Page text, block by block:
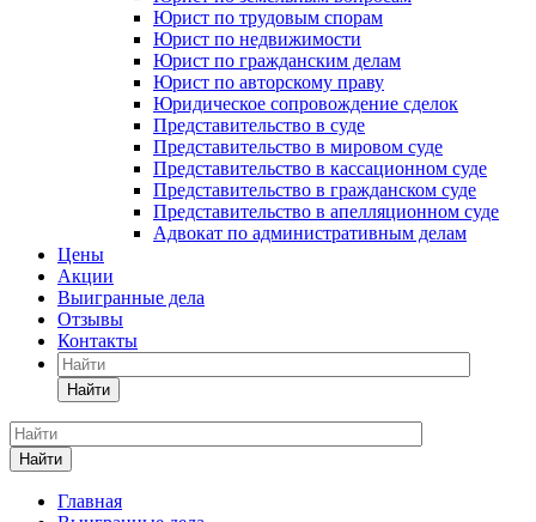
Юрист по трудовым спорам
Юрист по недвижимости
Юрист по гражданским делам
Юрист по авторскому праву
Юридическое сопровождение сделок
Представительство в суде
Представительство в мировом суде
Представительство в кассационном суде
Представительство в гражданском суде
Представительство в апелляционном суде
Адвокат по административным делам
Цены
Акции
Выигранные дела
Отзывы
Контакты
Найти
Найти
Главная